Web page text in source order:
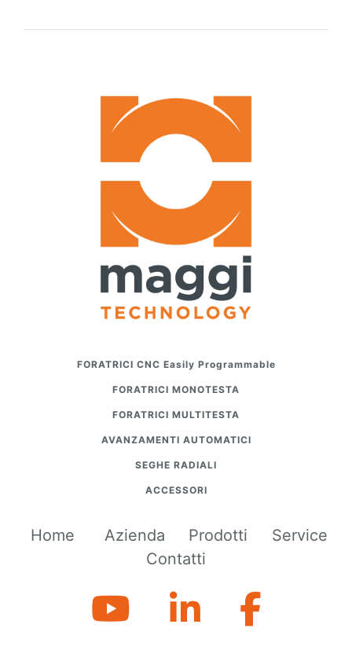
FORATRICI CNC Easily Programmable
FORATRICI MONOTESTA
FORATRICI MULTITESTA
AVANZAMENTI AUTOMATICI
SEGHE RADIALI
ACCESSORI
Home Azienda Prodotti
Service
Contatti